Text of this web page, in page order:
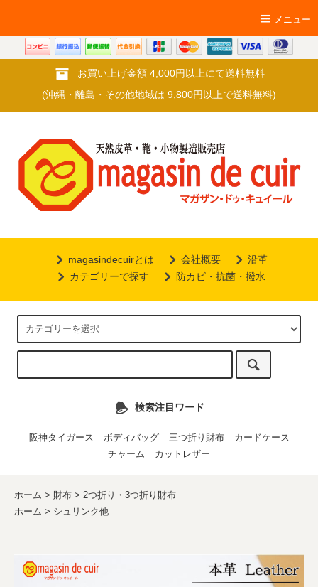
メニュー
お買い上げ金額 4,000円以上にて送料無料
(沖縄・離島・その他地域は 9,800円以上で送料無料)
magasindecuirとは 会社概要
沿革
カテゴリーで探す
防カビ・抗菌・撥水
検索注目ワード
阪神タイガース ボディバッグ 三つ折り財布
カードケース
チャーム
カットレザー
ホーム > 財布 > 2つ折り・3つ折り財布
ホーム > シュリンク他